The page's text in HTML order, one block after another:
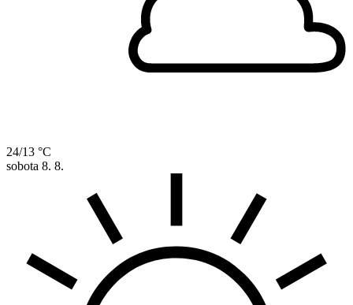
24/13 °C
sobota 8. 8.